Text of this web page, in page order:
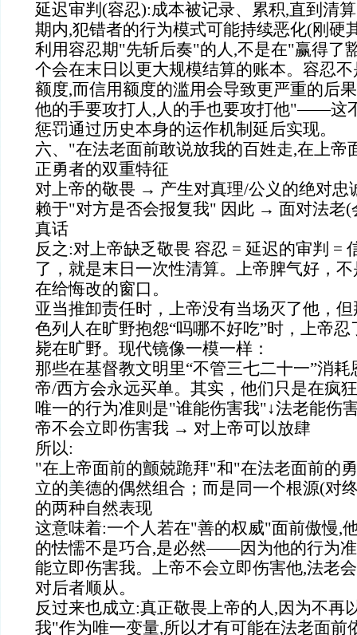
延迟审判(容忍):成本被记录、累积,直到清
期内,犯错者的行为模式可能持续恶化(刚硬
利用容忍期"先斩后奏"的人,不是在"赢得了
个会在末日以更大规模结算的账本。容忍
额度,而信用额度的滥用会导致更严重的后
他的手要攻打人,人的手也要攻打他"——这
惩罚通过历史本身的运作机制延后实现。
六、"在法老面前敢说放我的百姓走,在上
正勇者的双重特征
对上帝的敬畏 → 产生对真理/公义的绝对
赖于"对方是否会报复我" 因此 → 面对法老(
真话
反之:对上帝缺乏敬畏 容忍 = 延迟的审判 =
了，就是末日一次性清算。上帝脾气好，
在给悔改的窗口。
亚当推卸责任时，上帝没有当场灭了他，
色列人在旷野抱怨“吗哪不好吃”时，上帝
毙在旷野。现代镜像一模一样：
那些在基督教文明里“不管三七二十一”消
帝/西方会永远买单。其实，他们只是在疯
唯一的行为准则是"谁能伤害我"↓法老能伤
帝不会立即伤害我 → 对上帝可以放肆
所以:
"在上帝面前的颤兢跪拜"和"在法老面前的
立的美德的偶然组合；而是同一个根源(对
的两种自然表现
这意味着:一个人若在"善的权威"面前傲慢,
的怯懦不是巧合,是必然——因为他的行为
能立即伤害我。上帝不会立即伤害他,法老
对后者顺从。
反过来也成立:真正敬畏上帝的人,因为不再
我"作为唯一变量,所以才有可能在法老面前